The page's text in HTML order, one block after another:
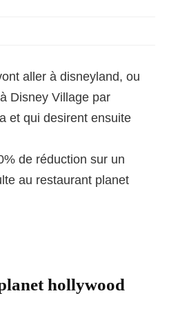
aller à disneyland, ou
Disney Village par
et qui desirent ensuite
de réduction sur un
au restaurant planet
hollywood